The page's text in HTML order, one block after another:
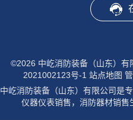
©2026 中屹消防装备（山东）有
2021002123号-1 站点地图
中屹消防装备（山东）有限公司是
仪器仪表销售，消防器材销